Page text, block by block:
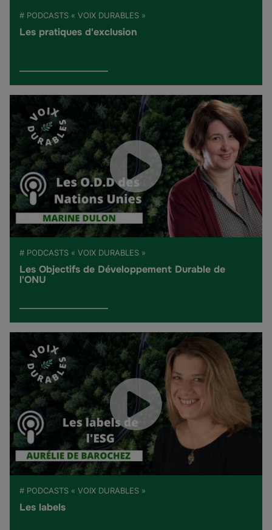
# PODCASTS « VOIX DURABLES »
Les pratiques d'exclusion
# PODCASTS « VOIX DURABLES »
Les Objectifs de Développement Durable de
l'ONU
# PODCASTS « VOIX DURABLES »
Les labels